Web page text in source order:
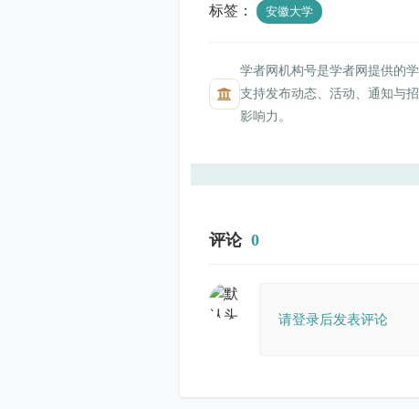
标签： 安徽大学
学者网机构号是学者网提供的
支持发布动态、活动、通知与
影响力。
评论 0
请登录后发表评论